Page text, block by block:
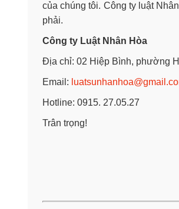
của chúng tôi. Công ty luật
phải.
Công ty Luật Nhân Hòa
Địa chỉ: 02 Hiệp Bình, phường
Email:
Hotline: 0915. 27.05.27
Trân trọng!